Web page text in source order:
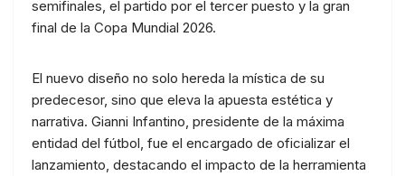
semifinales, el partido por el tercer puesto y la gran
final de la Copa Mundial 2026.
El nuevo diseño no solo hereda la mística de su
predecesor, sino que eleva la apuesta estética y
narrativa. Gianni Infantino, presidente de la máxima
entidad del fútbol, fue el encargado de oficializar el
lanzamiento, destacando el impacto de la herramienta